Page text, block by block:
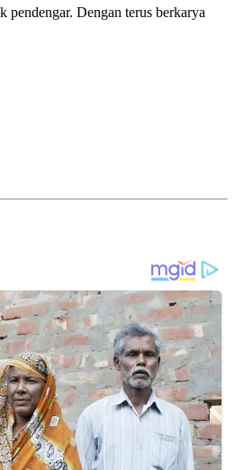
pendengar. Dengan terus berkarya